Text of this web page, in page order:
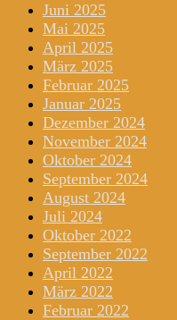
Juni 2025
Mai 2025
April 2025
März 2025
Februar 2025
Januar 2025
Dezember 2024
November 2024
Oktober 2024
September 2024
August 2024
Juli 2024
Oktober 2022
September 2022
April 2022
März 2022
Februar 2022